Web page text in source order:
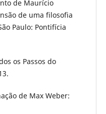
de Maurício
de uma filosofia
Paulo: Pontifícia
os Passos do
de Max Weber: